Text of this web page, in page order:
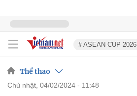
# ASEAN CUP 2026
Thể thao
chủ nhật, 04/02/2024 - 11:48